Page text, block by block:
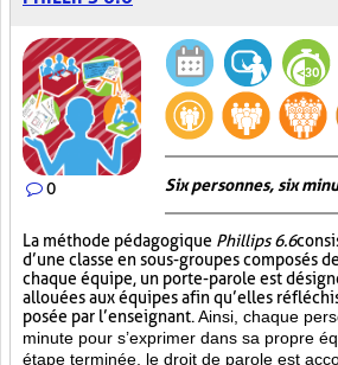
0 Six personnes, six
La méthode pédagogique Phillips 6.6
d’une classe en sous-groupes composés
chaque équipe, un porte-parole est
allouées aux équipes afin qu’elles
posée par l’enseignant. Ainsi, chaque
minute pour s’exprimer dans sa propre
étape terminée, le droit de parole est